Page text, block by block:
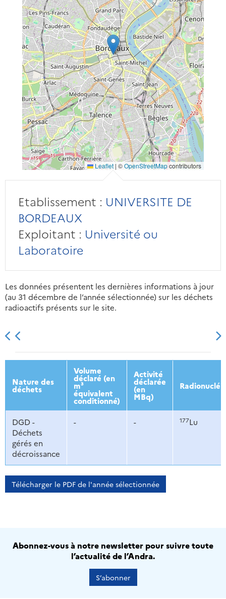
Leaflet | ©OpenStreetMapcontributors
Etablissement : UNIVERSITE DE
BORDEAUX
Exploitant : Université ou
Laboratoire
Les données présentent les dernières informations à jour
(au 31 décembre de l’année sélectionnée) sur les déchets
radioactifs présents sur le site.
2013 2014 2015 2016
Nature des
déchets
Volume
déclaré (en
m³
équivalent
conditionné)
Activité
déclarée
(en
MBq)
DGD -
Déchets
gérés en
décroissance
- - 177Lu
Télécharger le PDF de l'année sélectionnée
Abonnez-vous à notre newsletter pour suivre toute
l’actualité de l’Andra.
S’abonner